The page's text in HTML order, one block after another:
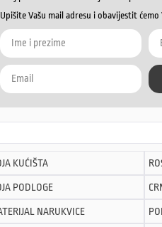
Upišite Vašu mail adresu i obavijestit
KUĆIŠTA
PODLOGE
NARUKVICE